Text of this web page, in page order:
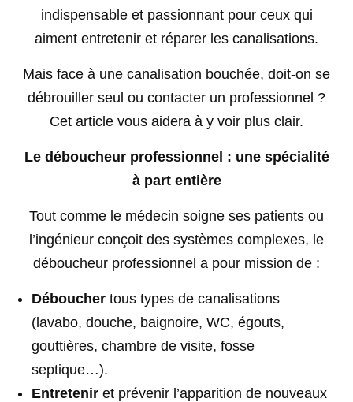
indispensable et passionnant pour ceux qui
aiment entretenir et réparer les canalisations.
Mais face à une canalisation bouchée, doit-on se
débrouiller seul ou contacter un professionnel ?
Cet article vous aidera à y voir plus clair.
Le déboucheur professionnel : une spécialité
à part entière
Tout comme le médecin soigne ses patients ou
l’ingénieur conçoit des systèmes complexes, le
déboucheur professionnel a pour mission de :
Déboucher tous types de canalisations
(lavabo, douche, baignoire, WC, égouts,
gouttières, chambre de visite, fosse
septique…).
Entretenir et prévenir l’apparition de nouveaux